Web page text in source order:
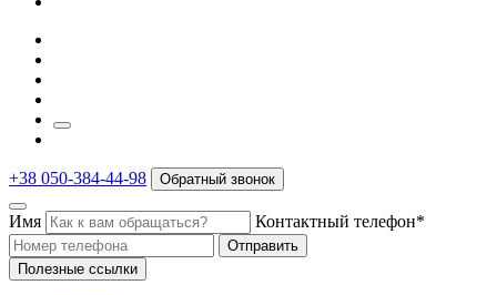
+38 050-384-44-98 Обратный звонок
Имя Контактный телефон*
Отправить
Полезные ссылки